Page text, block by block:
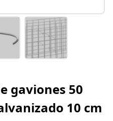
gaviones 50
10 cm